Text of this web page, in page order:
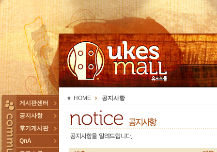
TOGGLE
게시판센터
공지사항
후기게시판
QnA
HOME 공지사항